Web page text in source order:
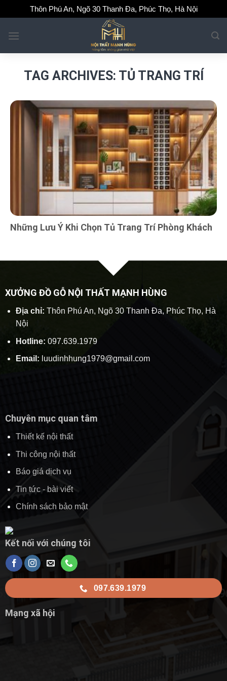
to
content
Thôn Phú An, Ngõ 30 Thanh Đa, Phúc Thọ, Hà Nội
TAG ARCHIVES: TỦ TRANG TRÍ
Những Lưu Ý Khi Chọn Tủ Trang Trí Phòng Khách
XƯỞNG ĐỒ GỖ NỘI THẤT MẠNH HÙNG
Địa chỉ: Thôn Phú An, Ngõ 30 Thanh Đa, Phúc Thọ, Hà
Nội
Hotline: 097.639.1979
Email: luudinhhung1979@gmail.com
Chuyên mục quan tâm
Thiết kế nội thất
Thi công nội thất
Báo giá dịch vụ
Tin tức - bài viết
Chính sách bảo mật
Kết nối với chúng tôi
097.639.1979
Mạng xã hội